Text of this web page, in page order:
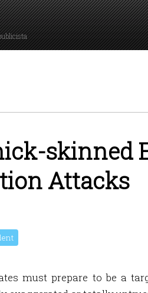
skinned
Attacks
must prepare to be a